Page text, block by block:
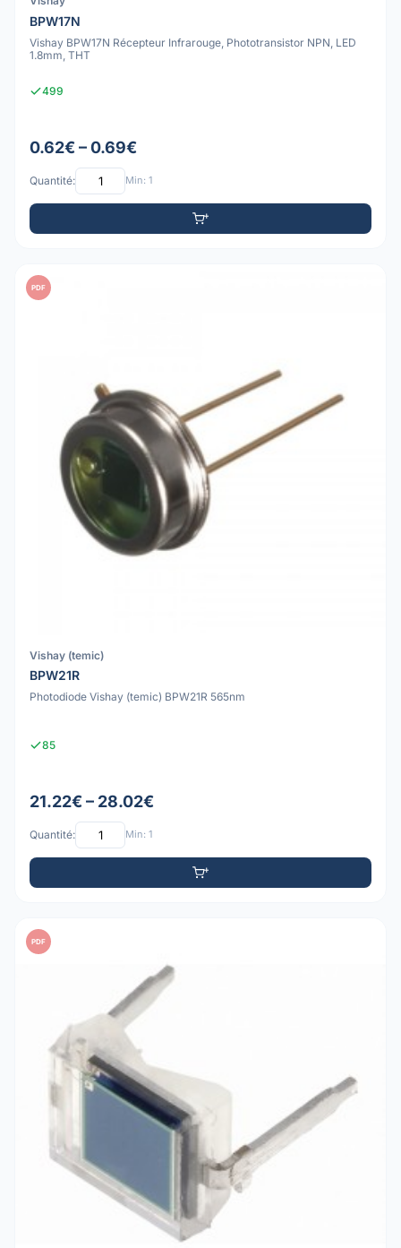
BPW17N
Vishay BPW17N Récepteur Infrarouge, Phototransistor NPN, LED
1.8mm, THT
499
0.62€ – 0.69€
Quantité: Min: 1
PDF
Vishay (temic)
BPW21R
Photodiode Vishay (temic) BPW21R 565nm
85
21.22€ – 28.02€
Quantité: Min: 1
PDF